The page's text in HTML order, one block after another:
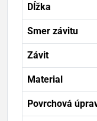
Dĺžka
Smer závitu
Závit
Material
Povrchová